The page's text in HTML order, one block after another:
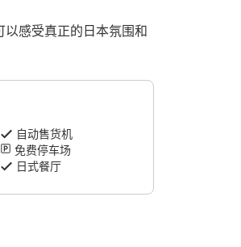
感受真正的日本氛围和
自动售货机
免费停车场
日式餐厅